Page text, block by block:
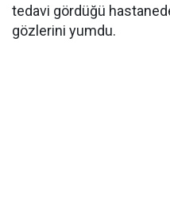
tedavi gördüğü
gözlerini yumdu.